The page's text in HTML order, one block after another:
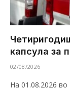
капсула за
02/08/2026
На 01.08.2026